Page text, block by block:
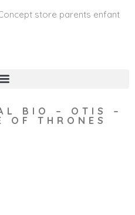
BIO – OTIS –
OF THRONES